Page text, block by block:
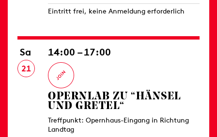
Eintritt frei, keine Anmeldung erforderlich
Sa
21
14:00 – 17:00
OPERNLAB ZU “HÄNSEL
UND GRETEL“
Treffpunkt: Opernhaus-Eingang in Richtung
Landtag